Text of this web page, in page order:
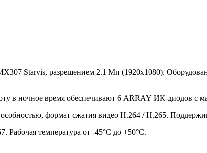
Starvis, разрешением 2.1 Мп (1920х1080).
в ночное время обеспечивают 6 ARRAY ИК-диодов с
формат сжатия видео H.264 / H.265.
Рабочая температура от -45°С до +50°С.